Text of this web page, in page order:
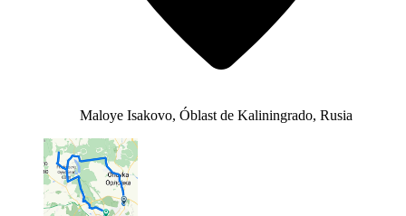
Maloye Isakovo, Óblast de Kaliningrado, Rusia